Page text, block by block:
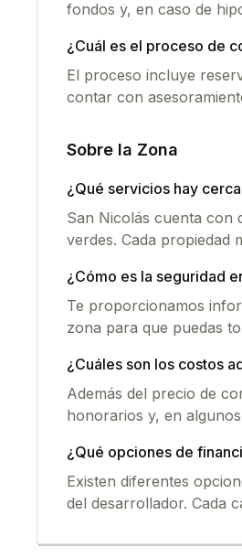
fondos y, en caso de
¿Cuál es el proceso de
El proceso incluye
contar con
Sobre la Zona
¿Qué servicios hay
San Nicolás cuenta con
verdes. Cada propiedad
¿Cómo es la seguridad
Te proporcionamos
zona para que puedas
¿Cuáles son los costos
Además del precio de
honorarios y, en
¿Qué opciones de
Existen diferentes
del desarrollador. Cada